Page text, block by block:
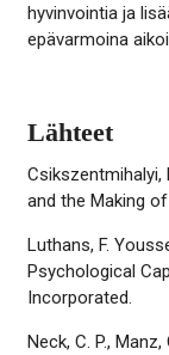
hyvinvointia ja
epävarmoina
Lähteet
Csikszentmihalyi,
and the Making
Luthans, F.
Psychological
Incorporated.
Neck, C. P.,